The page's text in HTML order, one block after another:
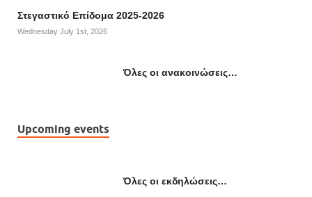
Στεγαστικό Επίδομα 2025-2026
Wednesday July 1st, 2026
Όλες οι ανακοινώσεις…
Upcoming events
Όλες οι εκδηλώσεις…